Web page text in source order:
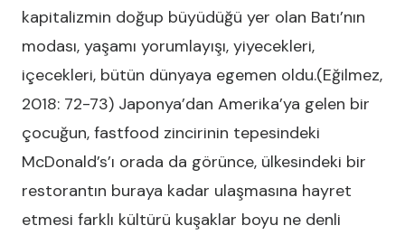
kapitalizmin doğup büyüdüğü yer olan Batı’nın
modası, yaşamı yorumlayışı, yiyecekleri,
içecekleri, bütün dünyaya egemen oldu.(Eğilmez,
2018: 72-73) Japonya’dan Amerika’ya gelen bir
çocuğun, fastfood zincirinin tepesindeki
McDonald’s’ı orada da görünce, ülkesindeki bir
restorantın buraya kadar ulaşmasına hayret
etmesi farklı kültürü kuşaklar boyu ne denli